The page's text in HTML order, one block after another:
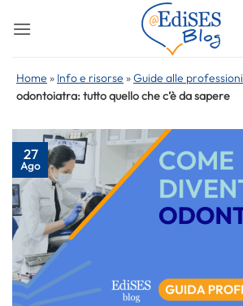
Home » Info e risorse »Guide alle professioni
odontoiatra: tutto quello che c’è da sapere
27
Ago